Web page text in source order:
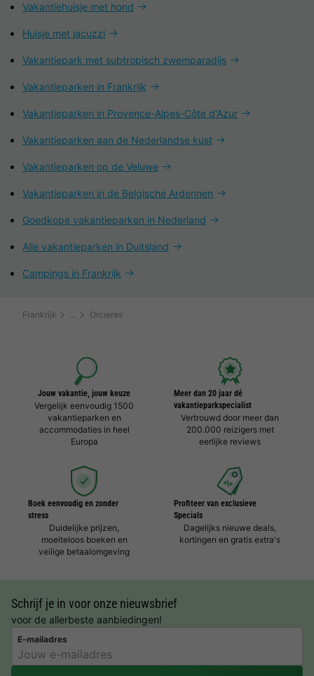
Vakantiehuisje met hond
Huisje met jacuzzi
Vakantiepark met subtropisch zwemparadijs
Vakantieparken in Frankrijk
Vakantieparken in Provence-Alpes-Côte d'Azur
Vakantieparken aan de Nederlandse kust
Vakantieparken op de Veluwe
Vakantieparken in de Belgische Ardennen
Goedkope vakantieparken in Nederland
Alle vakantieparken in Duitsland
Campings in Frankrijk
Frankrijk Orcieres
Jouw vakantie, jouw keuze
Vergelijk eenvoudig 1500
vakantieparken en
accommodaties in heel
Europa
Meer dan 20 jaar dé
vakantieparkspecialist
Vertrouwd door meer dan
200.000 reizigers met
eerlijke reviews
Boek eenvoudig en zonder
stress
Duidelijke prijzen,
moeiteloos boeken en
veilige betaalomgeving
Profiteer van exclusieve
Specials
Dagelijks nieuwe deals,
kortingen en gratis extra's
Schrijf je in voor onze nieuwsbrief
voor de allerbeste aanbiedingen!
E-mailadres